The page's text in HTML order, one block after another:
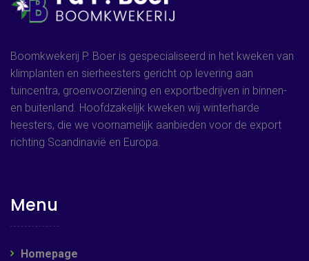
Boomkwekerij P. Boer is gespecialiseerd in het kweken van
klimplanten en sierheesters gericht op levering aan
tuincentra, groenvoorziening en exportbedrijven in binnen-
en buitenland. Hoofdzakelijk kweken wij winterharde
heesters, die we voornamelijk aanbieden voor de export
richting Scandinavië en Europa.
Menu
Homepage